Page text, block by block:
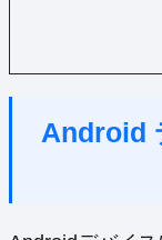
Android